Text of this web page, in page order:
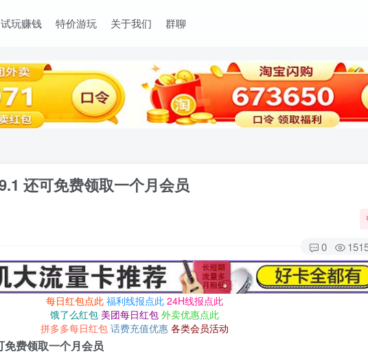
试玩赚钱 特价游玩 关于我们 群聊
还可免费领取一个月会员
0
每日红包点此 福利线报点此 24H线报点此
饿了么红包 美团每日红包 外卖优惠点此
拼多多每日红包 话费充值优惠 各类会员活动
费领取一个月会员